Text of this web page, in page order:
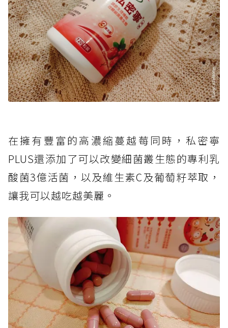
在擁有豐富的高濃縮蔓越莓同時，私密寧
PLUS還添加了可以改變細菌叢生態的專利乳
酸菌3億活菌，以及維生素C及葡萄籽萃取，
讓我可以越吃越美麗。